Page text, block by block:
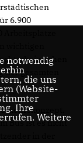
6.900
wichtigen
gesamten
Bus ist es nicht
in der
notwendig
die uns
(Website-
Ihre
Weitere